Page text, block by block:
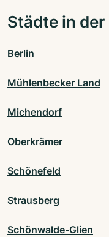
Städte in der
Berlin
Mühlenbecker Land
Michendorf
Oberkrämer
Schönefeld
Strausberg
Schönwalde-Glien